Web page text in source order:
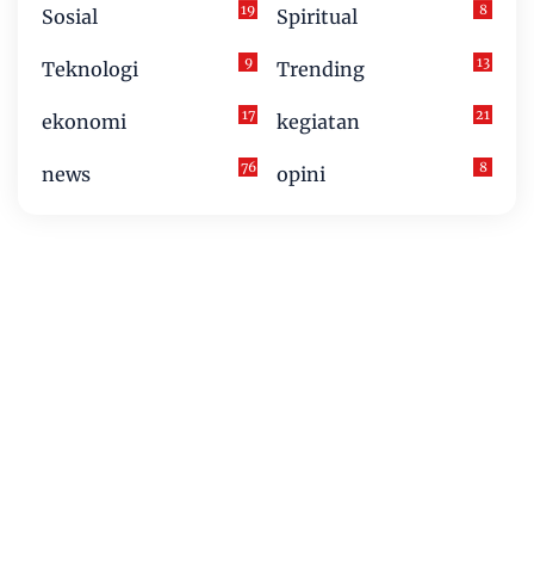
Sosial 19 Spiritual 8
Teknologi 9 Trending 13
ekonomi 17 kegiatan 21
news 76 opini 8